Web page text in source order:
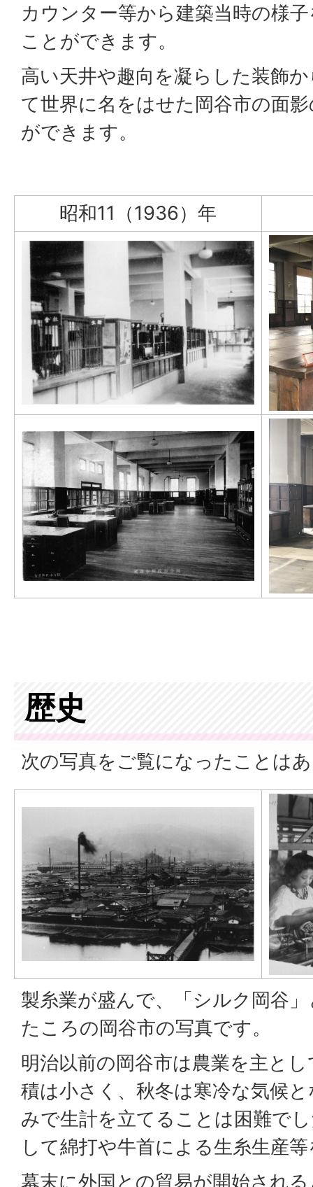
カウンター等から建築当時の様
ことができます。
高い天井や趣向を凝らした装飾
て世界に名をはせた岡谷市の面
ができます。
昭和11（1936）年
歴史
次の写真をご覧になったことは
製糸業が盛んで、「シルク岡谷
たころの岡谷市の写真です。
明治以前の岡谷市は農業を主と
積は小さく、秋冬は寒冷な気候
みで生計を立てることは困難で
して綿打や牛首による生糸生産
幕末に外国との貿易が開始され